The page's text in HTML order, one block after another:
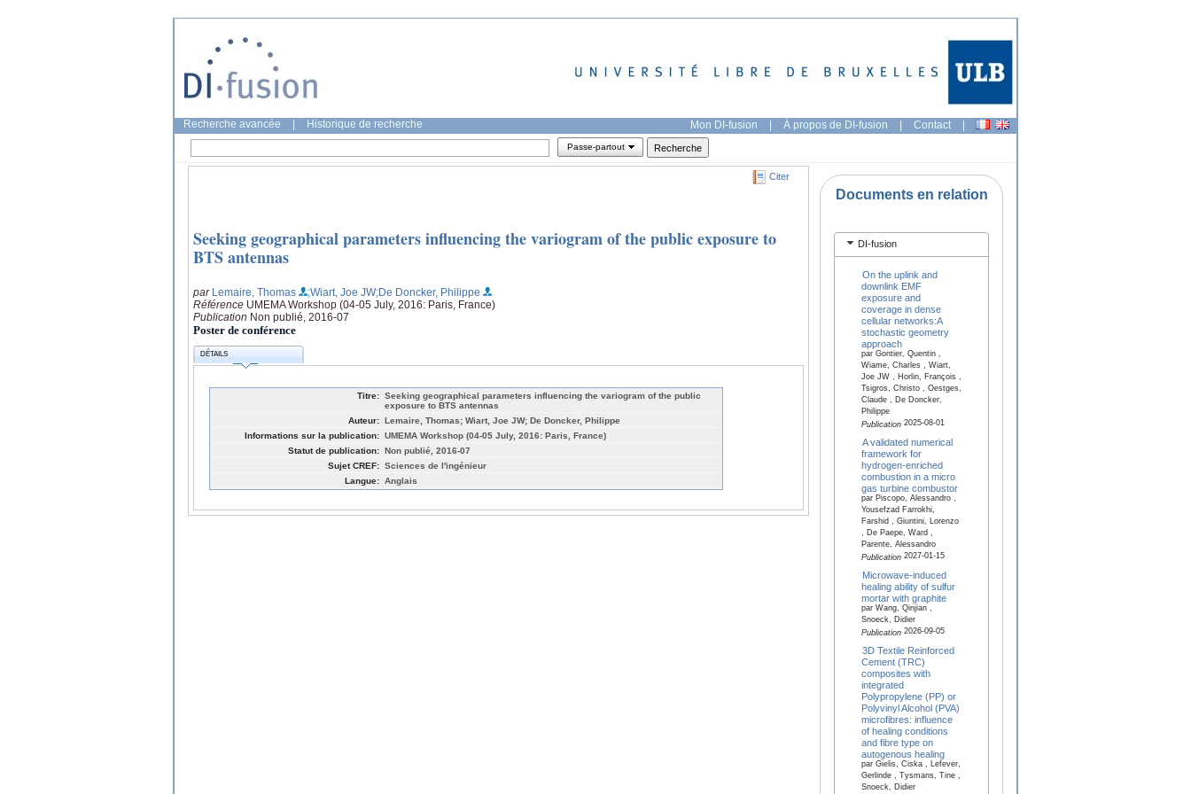
Recherche avancée Historique de recherche Mon DI-fusion | À propos de DI-fusion | Contact |
Passe-partout
Citer
Seeking geographical parameters influencing the variogram of the public exposure to
BTS antennas
par Lemaire, Thomas ;Wiart, Joe JW;De Doncker, Philippe
Référence UMEMA Workshop (04-05 July, 2016: Paris, France)
Publication Non publié, 2016-07
Poster de conférence
DÉTAILS
Titre: Seeking geographical parameters influencing the variogram of the public
exposure to BTS antennas
Auteur: Lemaire, Thomas; Wiart, Joe JW; De Doncker, Philippe
Informations sur la publication: UMEMA Workshop (04-05 July, 2016: Paris, France)
Statut de publication: Non publié, 2016-07
Sujet CREF: Sciences de l'ingénieur
Langue: Anglais
Documents en relation
DI-fusion
On the uplink and
downlink EMF
exposure and
coverage in dense
cellular networks:A
stochastic geometry
approach
par Gontier, Quentin ,
Wiame, Charles , Wiart,
Joe JW , Horlin, François ,
Tsigros, Christo , Oestges,
Claude , De Doncker,
Philippe
Publication2025-08-01
A validated numerical
framework for
hydrogen-enriched
combustion in a micro
gas turbine combustor
par Piscopo, Alessandro ,
Yousefzad Farrokhi,
Farshid , Giuntini, Lorenzo
, De Paepe, Ward ,
Parente, Alessandro
Publication2027-01-15
Microwave-induced
healing ability of sulfur
mortar with graphite
par Wang, Qinjian ,
Snoeck, Didier
Publication2026-09-05
3D Textile Reinforced
Cement (TRC)
composites with
integrated
Polypropylene (PP) or
Polyvinyl Alcohol (PVA)
microfibres: influence
of healing conditions
and fibre type on
autogenous healing
par Gielis, Ciska , Lefever,
Gerlinde , Tysmans, Tine ,
Snoeck, Didier